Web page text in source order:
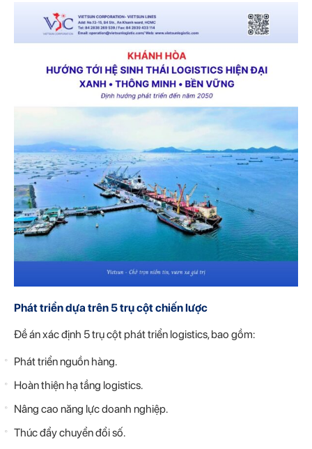
Phát triển dựa trên 5 trụ cột chiến lược
Đề án xác định 5 trụ cột phát triển logistics, bao gồm:
Phát triển nguồn hàng.
Hoàn thiện hạ tầng logistics.
Nâng cao năng lực doanh nghiệp.
Thúc đẩy chuyển đổi số.